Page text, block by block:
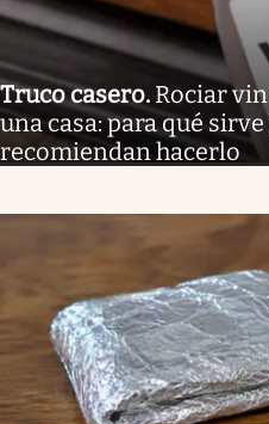
Truco casero. Rociar
una casa: para qué
recomiendan hacerlo